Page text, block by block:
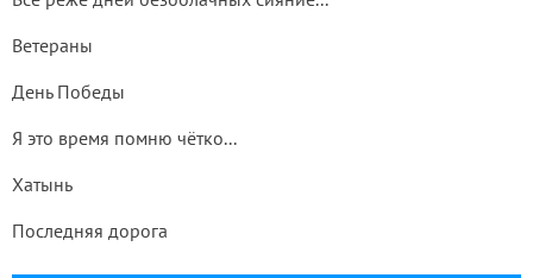
Ветераны
День Победы
Я это время помню чётко...
Хатынь
Последняя дорога